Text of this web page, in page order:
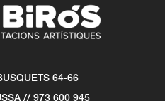
64-66
// 973 600 945